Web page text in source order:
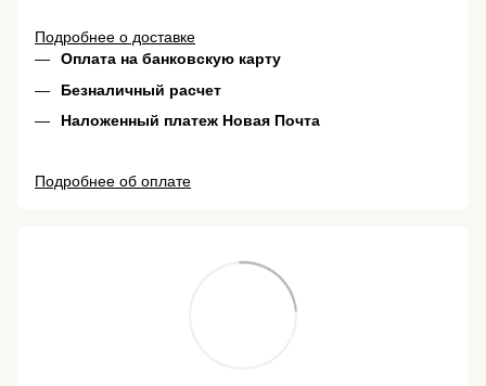
Подробнее о доставке
Оплата на банковскую карту
Безналичный расчет
Наложенный платеж Новая Почта
Подробнее об оплате